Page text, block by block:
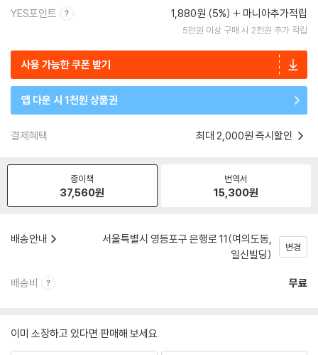
YES포인트 1,880원 (5%) 마니아추가적립
5만원 이상 구매 시 2천원 추가 적립
사용 가능한 쿠폰 받기
앱 다운 시 1천원 상품권
결제혜택 최대 2,000원 즉시할인
종이책
37,560원
번역서
15,300원
배송안내
서울특별시 영등포구 은행로 11(여의도동,
일신빌딩)
변경
배송비 무료
이미 소장하고 있다면 판매해 보세요.